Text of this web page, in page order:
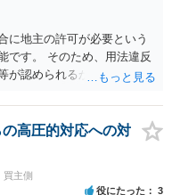
に地主の許可が必要という
です。 そのため、用法違反
が認められるかどうかが問
ない）特約があると評価で
結後に賃借人が建物を店舗
特約までは存在しなかった
ります）。契約条項の記載
相談されることをお勧め
高圧的対応への対
買主側
役にたった 3